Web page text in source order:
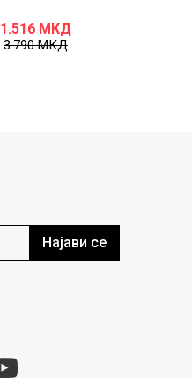
1.516 МКД
3.790МКД
Најави се